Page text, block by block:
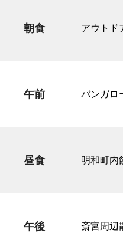
朝食 アウトド
午前 バンガロ
昼食 明和町内
午後 斎宮周辺